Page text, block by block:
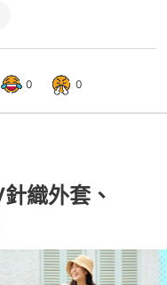
0 0
織外套、